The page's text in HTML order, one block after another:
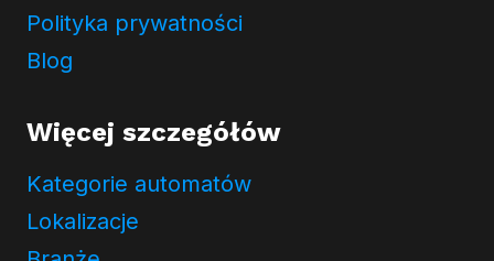
Polityka prywatności
Blog
Więcej szczegółów
Kategorie automatów
Lokalizacje